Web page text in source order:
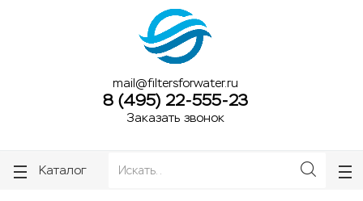
mail@filtersforwater.ru
8 (495) 22-555-23
Заказать звонок
Каталог